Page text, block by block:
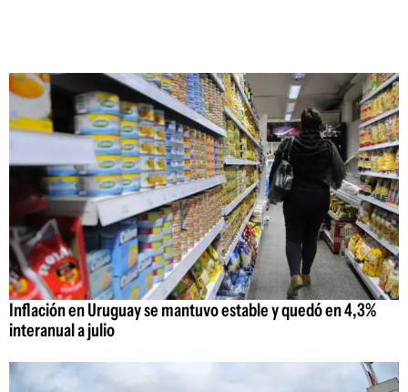
Inflación en Uruguay se mantuvo estable y quedó en 4,3%
interanual a julio